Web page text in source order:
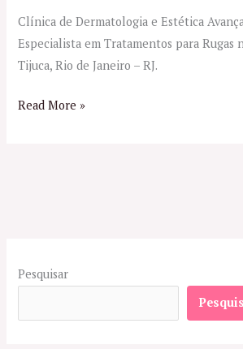
Clínica de Dermatologia e Estética
Especialista em Tratamentos para Rugas
Tijuca, Rio de Janeiro – RJ.
Read More »
Pesquisar